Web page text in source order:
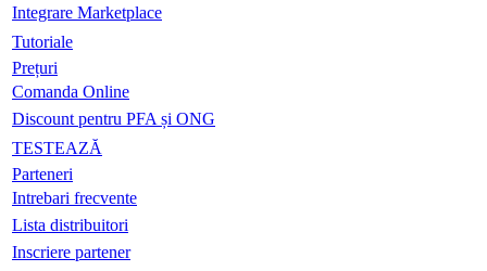
Integrare Marketplace
Tutoriale
Prețuri
Comanda Online
Discount pentru PFA și ONG
TESTEAZĂ
Parteneri
Intrebari frecvente
Lista distribuitori
Inscriere partener